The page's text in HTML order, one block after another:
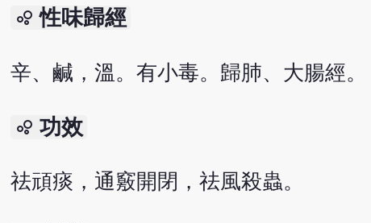
bubble_chart 性味歸經
辛、鹹，溫。有小毒。歸肺、大腸經。
bubble_chart 功效
祛頑痰，通竅開閉，祛風殺蟲。